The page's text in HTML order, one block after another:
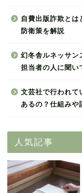
自費出版詐欺と
防衛策を解説
幻冬舎ルネッサン
担当者の人に聞い
文芸社で行われて
あるの？仕組みや
人気記事